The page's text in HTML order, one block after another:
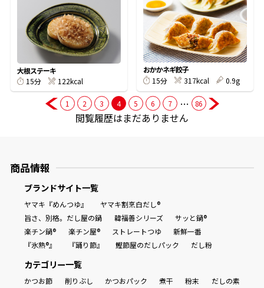
氷熟®︎
だしパック
大根ステーキ
15分
122kcal
おかかネギ餃子
15分
317kcal 0.9g
1 2 3 4 5 6 7 … 86
閲覧履歴はまだありません
商品情報
ブランドサイト一覧
ヤマキ『めんつゆ』
ヤマキ割烹白だし®
旨さ、別格。だし屋の鍋
韓福善シリーズ
サッと鍋®
楽チン鍋®
楽チン屋® ストレートつゆ
新鮮一番
『氷熟®』
『踊り節』 鰹節屋のだしパック だし粉
カテゴリー一覧
かつお節 削りぶし かつおパック 煮干 粉末
だしの素